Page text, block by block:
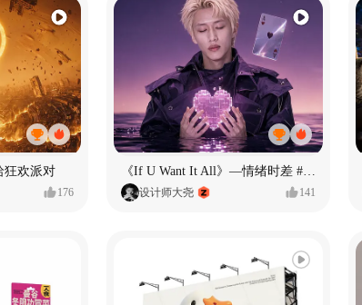
狂欢派对
176 设计师大尧 141